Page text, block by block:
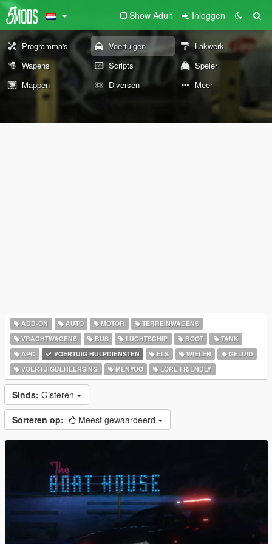
Show Adult Inloggen
Programma's Voertuigen
Lakwerk
Wapens
Scripts
Speler
Mappen
Diversen Meer
ADD-ON AUTO MOTOR
TERREINWAGENS
VRACHTWAGENS
BUS LUCHTSCHIP BOOT
TANK
APC
VOERTUIG HULPDIENSTEN ELS WIELEN
GELUID
VOERTUIGBEHEERSING
MENYOO LORE FRIENDLY
Sinds: Gisteren
Sorteren op: Meest gewaardeerd